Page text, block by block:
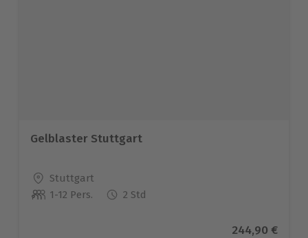
Gelblaster Stuttgart
Standort
Stuttgart
Anzahl der Teilnehmer
1-12 Pers. 2 Std
Aktueller
244,90 €